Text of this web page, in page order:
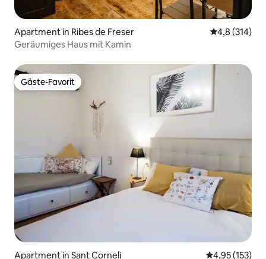
Apartment in Ribes de Freser
4,8 (314)
Geräumiges Haus mit Kamin
Gäste-Favorit
Gäste-Favorit
Apartment in Sant Corneli
4,95 (153)